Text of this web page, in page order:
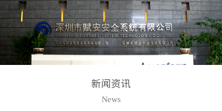
测方法已无法满足要求。
尤其是目前众多的大型影
剧院、会议展览中心、体
育馆、大型仓库和隧道空
间等，其建筑结构特殊、
火灾隐患多。一旦发生火
校验的总线传输技术、线
路状态检测与保护技术、
后向光电感烟探测技术、
高可靠的系统抗干扰技术
等多项专利技术和专有技
警领域三十多年技术积累
和工程实践的结晶。
新闻资讯
News